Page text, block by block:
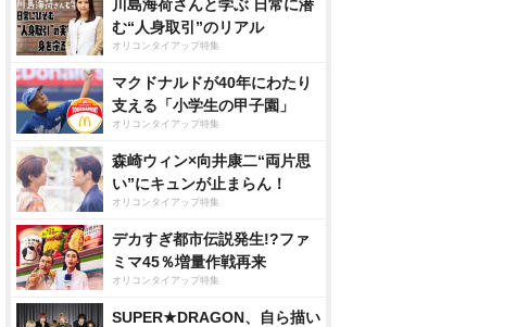
川島海荷さんと学ぶ 日常に潜
む“人身取引”のリアル
オリコンタイアップ特集
マクドナルドが40年にわたり
支える「小学生の甲子園」
オリコンタイアップ特集
森崎ウィン×向井康二“両片思
い”にキュンが止まらん！
オリコンタイアップ特集
デカすぎ都市伝説発生!?ファ
ミマ45％増量作戦再来
オリコンタイアップ特集
SUPER★DRAGON、自ら描い